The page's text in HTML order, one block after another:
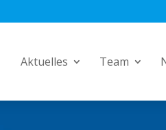
Aktuelles Team